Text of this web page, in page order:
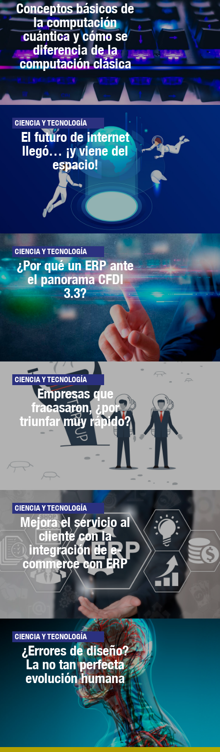
Conceptos básicos de
la computación
cuántica y cómo se
diferencia de la
computación clásica
CIENCIA Y TECNOLOGÍA
El futuro de internet
llegó… ¡y viene del
espacio!
CIENCIA Y TECNOLOGÍA
¿Por qué un ERP ante
el panorama CFDI
3.3?
CIENCIA Y TECNOLOGÍA
Empresas que
fracasaron, ¿por
triunfar muy rápido?
CIENCIA Y TECNOLOGÍA
Mejora el servicio al
cliente con la
integración de e-
commerce con ERP
CIENCIA Y TECNOLOGÍA
¿Errores de diseño?
La no tan perfecta
evolución humana